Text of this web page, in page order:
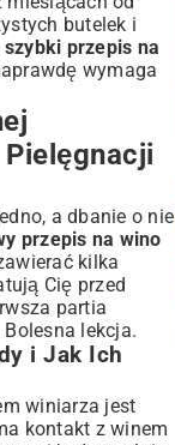
butelek i
szybki przepis na
wymaga
a dbanie o nie
przepis na wino
kilka
Cię przed
partia
lekcja.
i Jak Ich
winiarza jest
kontakt z winem